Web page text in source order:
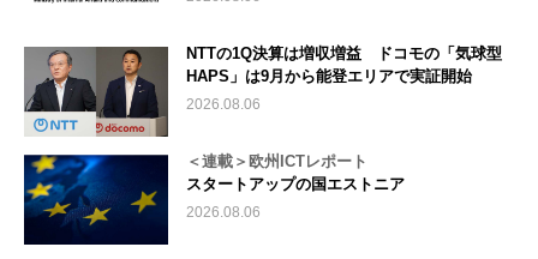
NTTの1Q決算は増収増益 ドコモの「気球型
HAPS」は9月から能登エリアで実証開始
2026.08.06
＜連載＞欧州ICTレポート
スタートアップの国エストニア
2026.08.06